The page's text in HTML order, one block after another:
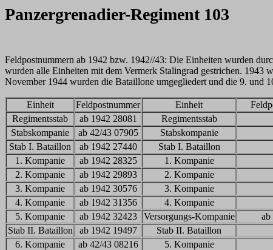
Panzergrenadier-Regiment 103
Feldpostnummern ab 1942 bzw. 1942//43: Die Einheiten wurden
wurden alle Einheiten mit dem Vermerk Stalingrad gestrichen. 1943
November 1944 wurden die Bataillone umgegliedert und die 9. und
Einheit Feldpostnummer Einheit
Regimentsstab
ab 1942 28081 Regimentsstab
Stabskompanie
ab 42/43 07905 Stabskompanie
Stab I. Bataillon
ab 1942 27440 Stab I. Bataillon
1. Kompanie
ab 1942 28325 1. Kompanie
2. Kompanie
ab 1942 29893 2. Kompanie
3. Kompanie
ab 1942 30576 3. Kompanie
4. Kompanie
ab 1942 31356 4. Kompanie
5. Kompanie
ab 1942 32423 Versorgungs-Kompanie
Stab II. Bataillon
ab 1942 19497 Stab II. Bataillon
6. Kompanie
ab 42/43 08216 5. Kompanie